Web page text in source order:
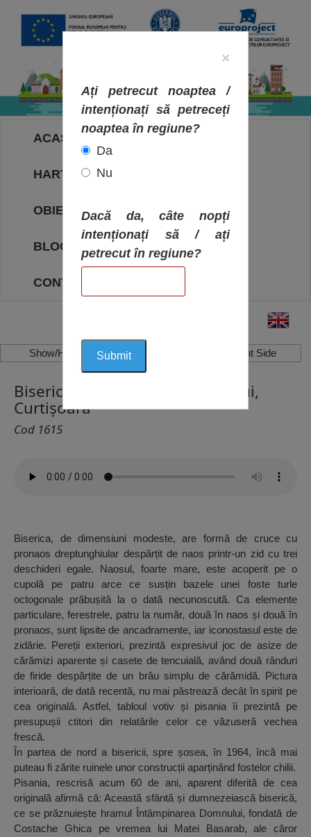
ACASA
HARTA OBIECTIVELOR
OBIECTIVE
BLOG
CONTACT
Show/Hide Left Side Show/Hide Right Side
Biserica Întâmpinarea Domnului,
Curtișoara
Cod 1615
Biserica, de dimensiuni modeste, are formă de cruce cu
pronaos dreptunghiular despărțit de naos printr-un zid cu trei
deschideri egale. Naosul, foarte mare, este acoperit pe o
cupolă pe patru arce ce susțin bazele unei foste turle
octogonale prăbușită la o dată necunoscută. Ca elemente
particulare, ferestrele, patru la număr, două în naos și două în
pronaos, sunt lipsite de ancadramente, iar iconostasul este de
zidărie. Pereții exteriori, prezintă expresivul joc de asize de
cărămizi aparente și casete de tencuială, având două rânduri
de firide despărțite de un brâu simplu de cărămidă. Pictura
interioară, de dată recentă, nu mai păstrează decât în spirit pe
cea originală. Astfel, tabloul votiv și pisania îi prezintă pe
presupușii ctitori din relatările celor ce văzuseră vechea
frescă.
În partea de nord a bisericii, spre șosea, în 1964, încă mai
puteau fi zărite ruinele unor construcții aparținând fostelor chilii.
Pisania, rescrisă acum 60 de ani, aparent diferită de cea
originală afirmă că: Această sfântă și dumnezeiască biserică,
ce se prăznuiește hramul Întâmpinarea Domnului, fondată de
Costache Ghica pe vremea lui Matei Basarab, ale căror
×
Ați petrecut noaptea /
intenționați să petreceți
noaptea în regiune?
Da
Nu
Dacă da, câte nopți
intenționați să / ați
petrecut în regiune?